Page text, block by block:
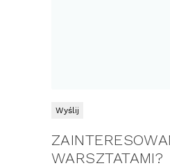
WARSZTATAMI?